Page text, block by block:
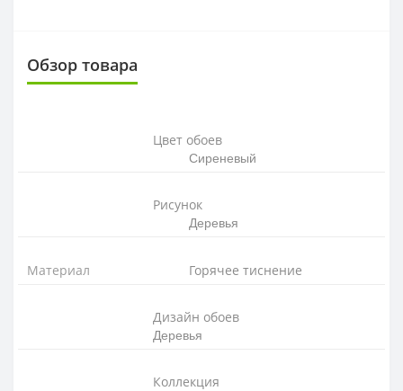
Обзор товара
Цвет обоев
Сиреневый
Рисунок
Деревья
Материал Горячее тиснение
Дизайн обоев
Деревья
Коллекция